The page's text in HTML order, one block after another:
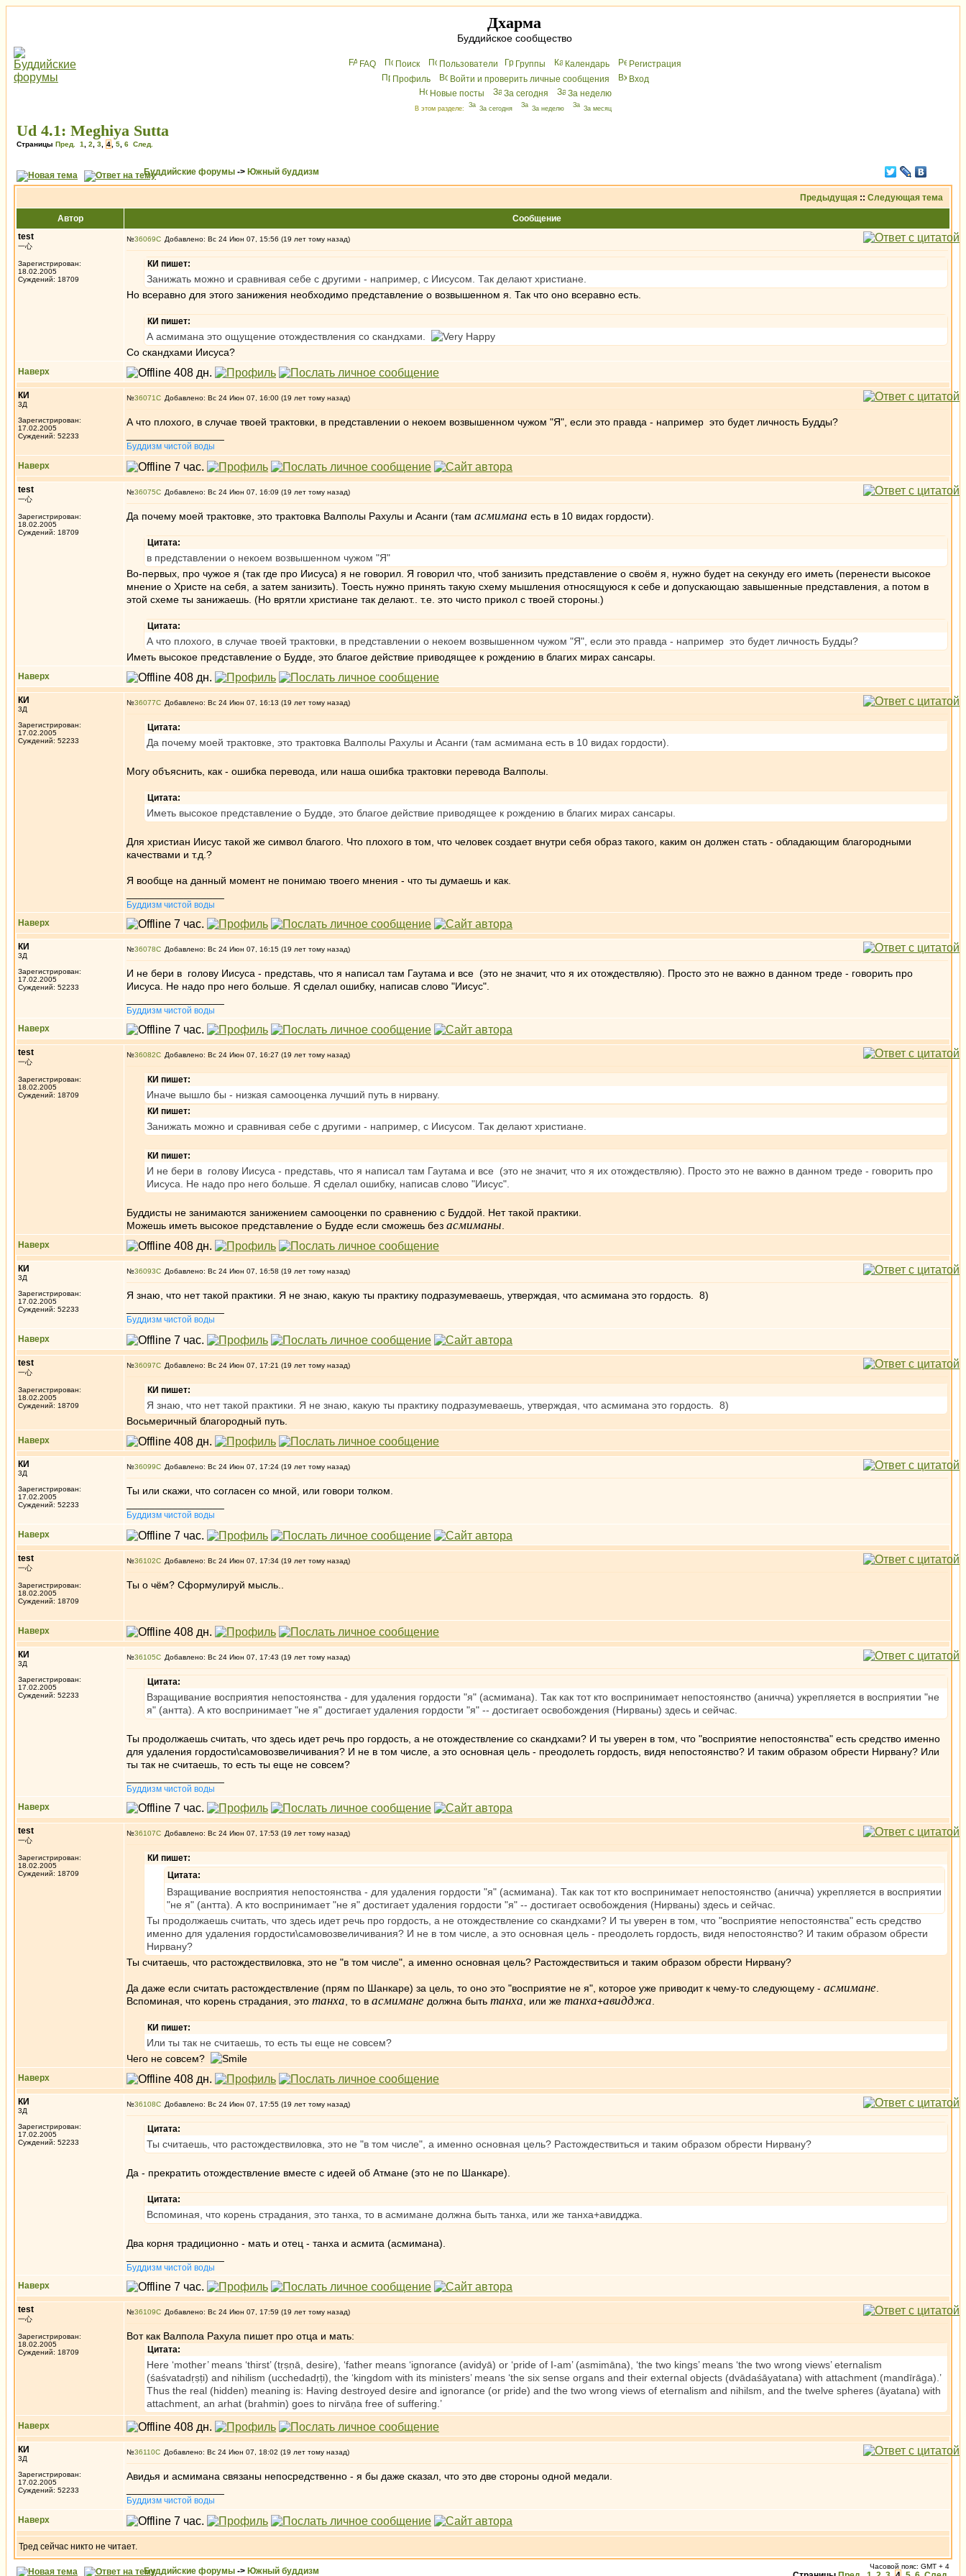
Дхарма
Буддийское сообщество
FAQ Поиск Пользователи Группы Календарь
Peгиcтрaция
Профиль
Войти и проверить личные сообщения
Вхoд
Новые посты
За сегодня За неделю
В этом разделе: За сегодня За неделю За месяц
Ud 4.1: Meghiya Sutta
Страницы Пред. 1 2 3 4 5 6 След.
Буддийские форумы -> Южный буддизм
Предыдущая :: Следующая тема
Автор
Сообщение
test
一心
Зарегистрирован:
18.02.2005
Суждений: 18709
№36069 Добавлено: Вс 24 Июн 07, 15:56 (19 лет тому назад)
КИ пишет:
Занижать можно и сравнивая себе с другими - например, с Иисусом. Так делают христиане.
Но всеравно для этого занижения необходимо представление о возвышенном я. Так что оно всеравно есть.
КИ пишет:
А асмимана это ощущение отождествления со скандхами.
Со скандхами Иисуса?
Наверх
КИ
3Д
Зарегистрирован:
17.02.2005
Суждений: 52233
№36071 Добавлено: Вс 24 Июн 07, 16:00 (19 лет тому назад)
А что плохого, в случае твоей трактовки, в представлении о некоем возвышенном чужом "Я", если это правда - например это будет личность Будды?
Буддизм чистой воды
Наверх
test
一心
Зарегистрирован:
18.02.2005
Суждений: 18709
№36075 Добавлено: Вс 24 Июн 07, 16:09 (19 лет тому назад)
Да почему моей трактовке, это трактовка Валполы Рахулы и Асанги (там асмимана есть в 10 видах гордости).
Цитата:
в представлении о некоем возвышенном чужом "Я"
Во-первых, про чужое я (так где про Иисуса) я не говорил. Я говорил что, чтоб занизить представление о своём я, нужно будет на секунду его иметь (перенести высокое
мнение о Христе на себя, а затем занизить). Тоесть нужно принять такую схему мышления относящуюся к себе и допускающаю завышенные представления, а потом в
этой схеме ты занижаешь. (Но врятли христиане так делают.. т.е. это чисто прикол с твоей стороны.)
Цитата:
А что плохого, в случае твоей трактовки, в представлении о некоем возвышенном чужом "Я", если это правда - например это будет личность Будды?
Иметь высокое представление о Будде, это благое действие приводящее к рождению в благих мирах сансары.
Наверх
КИ
3Д
Зарегистрирован:
17.02.2005
Суждений: 52233
№36077 Добавлено: Вс 24 Июн 07, 16:13 (19 лет тому назад)
Цитата:
Да почему моей трактовке, это трактовка Валполы Рахулы и Асанги (там асмимана есть в 10 видах гордости).
Могу объяснить, как - ошибка перевода, или наша ошибка трактовки перевода Валполы.
Цитата:
Иметь высокое представление о Будде, это благое действие приводящее к рождению в благих мирах сансары.
Для христиан Иисус такой же символ благого. Что плохого в том, что человек создает внутри себя образ такого, каким он должен стать - обладающим благородными
качествами и т.д.?
Я вообще на данный момент не понимаю твоего мнения - что ты думаешь и как.
Буддизм чистой воды
Наверх
КИ
3Д
Зарегистрирован:
17.02.2005
Суждений: 52233
№36078 Добавлено: Вс 24 Июн 07, 16:15 (19 лет тому назад)
И не бери в голову Иисуса - представь, что я написал там Гаутама и все (это не значит, что я их отождествляю). Просто это не важно в данном треде - говорить про
Иисуса. Не надо про него больше. Я сделал ошибку, написав слово "Иисус".
Буддизм чистой воды
Наверх
test
一心
Зарегистрирован:
18.02.2005
Суждений: 18709
№36082 Добавлено: Вс 24 Июн 07, 16:27 (19 лет тому назад)
КИ пишет:
Иначе вышло бы - низкая самооценка лучший путь в нирвану.
КИ пишет:
Занижать можно и сравнивая себе с другими - например, с Иисусом. Так делают христиане.
КИ пишет:
И не бери в голову Иисуса - представь, что я написал там Гаутама и все (это не значит, что я их отождествляю). Просто это не важно в данном треде - говорить про
Иисуса. Не надо про него больше. Я сделал ошибку, написав слово "Иисус".
Буддисты не занимаются занижением самооценки по сравнению с Буддой. Нет такой практики.
Можешь иметь высокое представление о Будде если сможешь без асмиманы
Наверх
КИ
3Д
Зарегистрирован:
17.02.2005
Суждений: 52233
№36093 Добавлено: Вс 24 Июн 07, 16:58 (19 лет тому назад)
Я знаю, что нет такой практики. Я не знаю, какую ты практику подразумеваешь, утверждая, что асмимана это гордость. 8)
Буддизм чистой воды
Наверх
test
一心
Зарегистрирован:
18.02.2005
Суждений: 18709
№36097 Добавлено: Вс 24 Июн 07, 17:21 (19 лет тому назад)
КИ пишет:
Я знаю, что нет такой практики. Я не знаю, какую ты практику подразумеваешь, утверждая, что асмимана это гордость. 8)
Восьмеричный благородный путь.
Наверх
КИ
3Д
Зарегистрирован:
17.02.2005
Суждений: 52233
№36099 Добавлено: Вс 24 Июн 07, 17:24 (19 лет тому назад)
Ты или скажи, что согласен со мной, или говори толком.
Буддизм чистой воды
Наверх
test
一心
Зарегистрирован:
18.02.2005
Суждений: 18709
№36102 Добавлено: Вс 24 Июн 07, 17:34 (19 лет тому назад)
Ты о чём? Сформулируй мысль..
Наверх
КИ
3Д
Зарегистрирован:
17.02.2005
Суждений: 52233
№36105 Добавлено: Вс 24 Июн 07, 17:43 (19 лет тому назад)
Цитата:
Взращивание восприятия непостоянства - для удаления гордости "я" (асмимана). Так как тот кто воспринимает непостоянство (аничча) укрепляется в восприятии "не
я" (антта). А кто воспринимает "не я" достигает удаления гордости "я" -- достигает освобождения (Нирваны) здесь и сейчас.
Ты продолжаешь считать, что здесь идет речь про гордость, а не отождествление со скандхами? И ты уверен в том, что "восприятие непостоянства" есть средство именно
для удаления гордости\самовозвеличивания? И не в том числе, а это основная цель - преодолеть гордость, видя непостоянство? И таким образом обрести Нирвану? Или
ты так не считаешь, то есть ты еще не совсем?
Буддизм чистой воды
Наверх
test
一心
Зарегистрирован:
18.02.2005
Суждений: 18709
№36107 Добавлено: Вс 24 Июн 07, 17:53 (19 лет тому назад)
КИ пишет:
Цитата:
Взращивание восприятия непостоянства - для удаления гордости "я" (асмимана). Так как тот кто воспринимает непостоянство (аничча) укрепляется в восприятии
"не я" (антта). А кто воспринимает "не я" достигает удаления гордости "я" -- достигает освобождения (Нирваны) здесь и сейчас.
Ты продолжаешь считать, что здесь идет речь про гордость, а не отождествление со скандхами? И ты уверен в том, что "восприятие непостоянства" есть средство
именно для удаления гордости\самовозвеличивания? И не в том числе, а это основная цель - преодолеть гордость, видя непостоянство? И таким образом обрести
Нирвану?
Ты считаешь, что растождествиловка, это не "в том числе", а именно основная цель? Растождествиться и таким образом обрести Нирвану?
Да даже если считать растождествление (прям по Шанкаре) за цель, то оно это "восприятие не я", которое уже приводит к чему-то следующему - асмимане
Вспоминая, что корень страдания, это танха , то в асмимане должна быть танха , или же танха+авидджа
КИ пишет:
Или ты так не считаешь, то есть ты еще не совсем?
Чего не совсем?
Наверх
КИ
3Д
Зарегистрирован:
17.02.2005
Суждений: 52233
№36108 Добавлено: Вс 24 Июн 07, 17:55 (19 лет тому назад)
Цитата:
Ты считаешь, что растождествиловка, это не "в том числе", а именно основная цель? Растождествиться и таким образом обрести Нирвану?
Да - прекратить отождествление вместе с идеей об Атмане (это не по Шанкаре).
Цитата:
Вспоминая, что корень страдания, это танха, то в асмимане должна быть танха, или же танха+авидджа.
Два корня традиционно - мать и отец - танха и асмита (асмимана).
Буддизм чистой воды
Наверх
test
一心
Зарегистрирован:
18.02.2005
Суждений: 18709
№36109 Добавлено: Вс 24 Июн 07, 17:59 (19 лет тому назад)
Вот как Валпола Рахула пишет про отца и мать:
Цитата:
Here ‘mother’ means ‘thirst’ (tṛṣṇā, desire), ‘father means ‘ignorance (avidyā) or ‘pride of I-am’ (asmimāna), ‘the two kings’ means ‘the two wrong views’ eternalism
(śaśvatadṛṣṭi) and nihilism (ucchedadṛṭi), the ‘kingdom with its ministers’ means ‘the six sense organs and their external objects (dvādaśāyatana) with attachment (mandīrāga).’
Thus the real (hidden) meaning is: Having destroyed desire and ignorance (or pride) and the two wrong views of eternalism and nihilsm, and the twelve spheres (āyatana) with
attachment, an arhat (brahmin) goes to nirvāṇa free of suffering.’
Наверх
КИ
3Д
Зарегистрирован:
17.02.2005
Суждений: 52233
№36110 Добавлено: Вс 24 Июн 07, 18:02 (19 лет тому назад)
Авидья и асмимана связаны непосредственно - я бы даже сказал, что это две стороны одной медали.
Буддизм чистой воды
Наверх
Тред сейчас никто не читает.
Буддийские форумы -> Южный буддизм Часовой пояс: GMT + 4